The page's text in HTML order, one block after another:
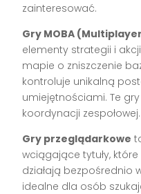
zainteresować.
Gry MOBA
elementy strategii i
mapie o zniszczenie
kontroluje unikalną
umiejętnościami. Te
koordynacji zespołowej.
Gry przeglądarkowe
wciągające tytuły,
działają bezpośrednio
idealne dla osób